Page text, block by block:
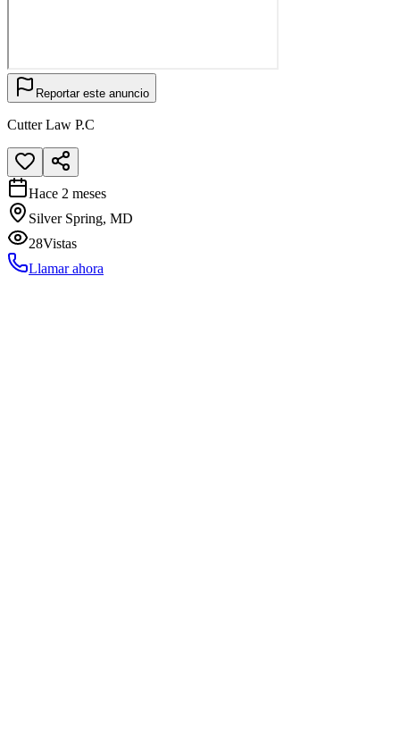
Reportar este anuncio
Cutter Law P.C
Hace 2 meses
Silver Spring, MD
28Vistas
Llamar ahora